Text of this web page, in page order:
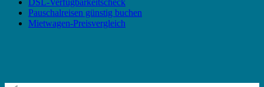
DSL-Verfügbarkeitscheck
Pauschalreisen günstig buchen
Mietwagen-Preisvergleich